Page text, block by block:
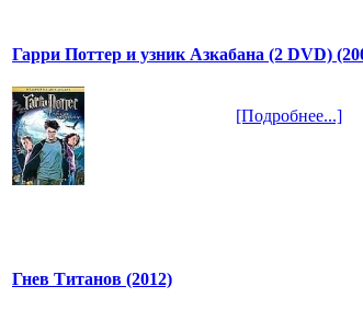
Гарри Поттер и узник Азкабана (2 DVD)
[Подробнее...]
Гнев Титанов (2012)